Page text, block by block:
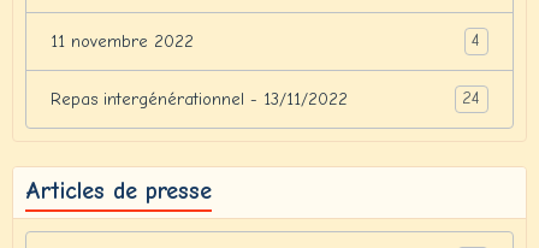
11 novembre 2022 4
Repas intergénérationnel - 13/11/2022 24
Articles de presse